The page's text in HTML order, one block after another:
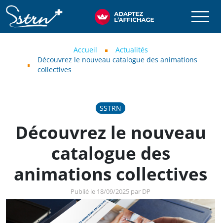
Aller au contenu principal
SSTRN
Accueil
Actualités
Découvrez le nouveau catalogue des animations
collectives
SSTRN
Découvrez le nouveau
catalogue des
animations collectives
Publié le 18/09/2025 par DP